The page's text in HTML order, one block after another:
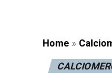
Home »